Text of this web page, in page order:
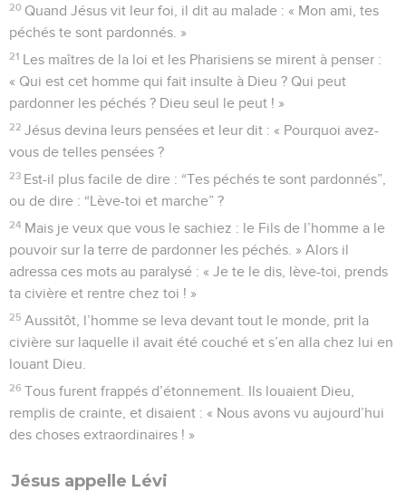
20 Quand Jésus vit leur foi, il dit au malade : « Mon ami, tes
péchés te sont pardonnés. »
21 Les maîtres de la loi et les Pharisiens se mirent à penser :
« Qui est cet homme qui fait insulte à Dieu ? Qui peut
pardonner les péchés ? Dieu seul le peut ! »
22 Jésus devina leurs pensées et leur dit : « Pourquoi avez-
vous de telles pensées ?
23 Est-il plus facile de dire : “Tes péchés te sont pardonnés”,
ou de dire : “Lève-toi et marche” ?
24 Mais je veux que vous le sachiez : le Fils de l’homme a le
pouvoir sur la terre de pardonner les péchés. » Alors il
adressa ces mots au paralysé : « Je te le dis, lève-toi, prends
ta civière et rentre chez toi ! »
25 Aussitôt, l’homme se leva devant tout le monde, prit la
civière sur laquelle il avait été couché et s’en alla chez lui en
louant Dieu.
26 Tous furent frappés d’étonnement. Ils louaient Dieu,
remplis de crainte, et disaient : « Nous avons vu aujourd’hui
des choses extraordinaires ! »
Jésus appelle Lévi